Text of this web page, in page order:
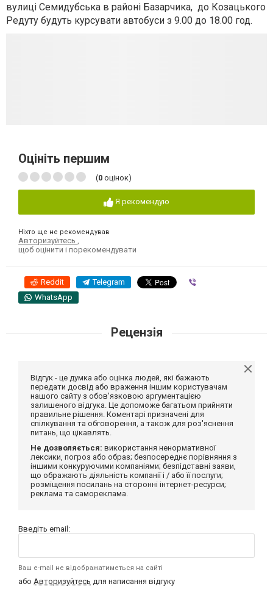
вулиці Семидубська в районі Базарчика, до Козацького
Редуту будуть курсувати автобуси з 9.00 до 18.00 год.
Оцініть першим
(0 оцінок)
Я рекомендую
Ніхто ще не рекомендував
Авторизуйтесь
щоб оцінити і порекомендувати
Reddit Telegram
WhatsApp
Рецензія
Відгук - це думка або оцінка людей, які бажають
передати досвід або враження іншим користувачам
нашого сайту з обов'язковою аргументацією
залишеного відгука. Це допоможе багатьом прийняти
правильне рішення. Коментарі призначені для
спілкування та обговорення, а також для роз'яснення
питань, що цікавлять.
Не дозволяється: використання ненормативної
лексики, погроз або образ; безпосереднє порівняння з
іншими конкуруючими компаніями; безпідставні заяви,
що ображають діяльність компанії і / або її послуги;
розміщення посилань на сторонні інтернет-ресурси;
реклама та самореклама.
Введіть email:
Ваш e-mail не відображатиметься на сайті
або Авторизуйтесь для написання відгуку